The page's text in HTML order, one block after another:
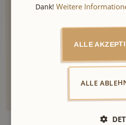
Dank!Weitere
ALLE
ALLE